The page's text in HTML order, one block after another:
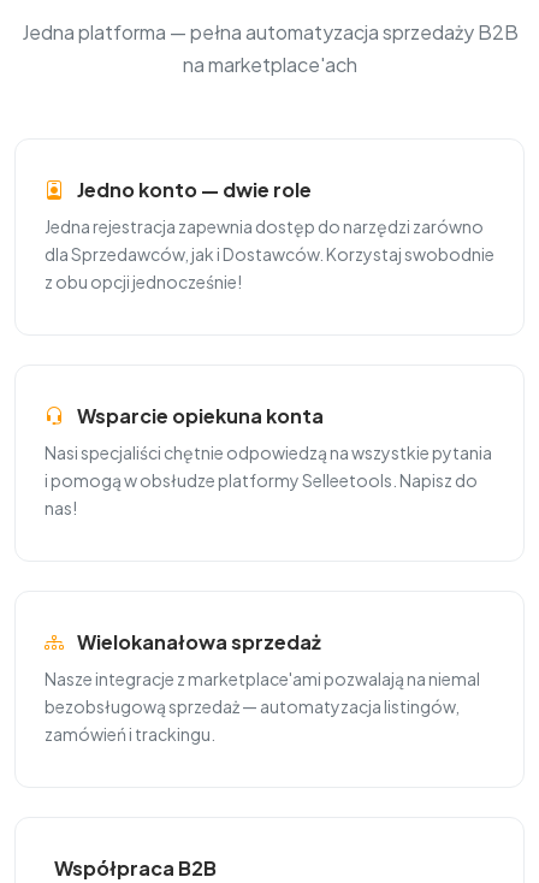
Jedna platforma — pełna automatyzacja sprzedaży B2B
na marketplace'ach
Jedno konto — dwie role
Jedna rejestracja zapewnia dostęp do narzędzi zarówno
dla Sprzedawców, jak i Dostawców. Korzystaj swobodnie
z obu opcji jednocześnie!
Wsparcie opiekuna konta
Nasi specjaliści chętnie odpowiedzą na wszystkie pytania
i pomogą w obsłudze platformy Selleetools. Napisz do
nas!
Wielokanałowa sprzedaż
Nasze integracje z marketplace'ami pozwalają na niemal
bezobsługową sprzedaż — automatyzacja listingów,
zamówień i trackingu.
Współpraca B2B